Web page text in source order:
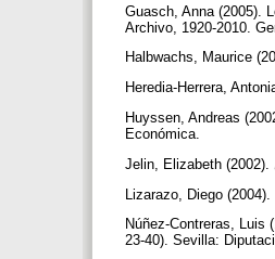
Guasch, Anna (2005).
Archivo, 1920-2010.
Halbwachs, Maurice
Heredia-Herrera,
Huyssen, Andreas
Económica.
Jelin, Elizabeth
Lizarazo, Diego
Núñez-Contreras,
23-40). Sevilla: